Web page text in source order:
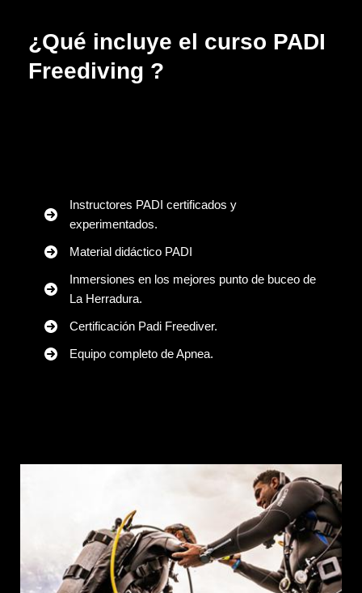
¿Qué incluye el curso PADI
Freediving ?
Instructores PADI certificados y
experimentados.
Material didáctico PADI
Inmersiones en los mejores punto de buceo de
La Herradura.
Certificación Padi Freediver.
Equipo completo de Apnea.